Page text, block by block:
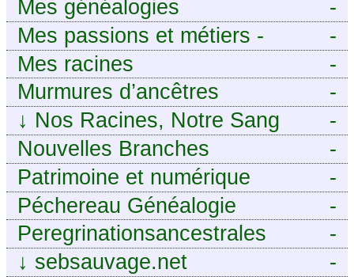
Vilaine et ailleurs
-
Mes généalogies
-
Mes passions et métiers -
Généalogie et Tir à l’Arc
-
Mes racines
-
Murmures d’ancêtres
-
↓ Nos Racines, Notre Sang
-
Nouvelles Branches
-
Patrimoine et numérique
-
Péchereau Généalogie
-
Peregrinationsancestrales
-
↓ sebsauvage.net